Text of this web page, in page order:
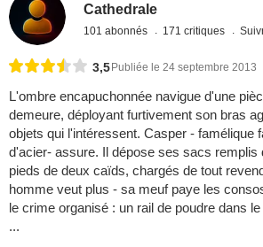
Cathedrale
101 abonnés 171 critiques
3,5 Publiée le 24 septembre 2013
L'ombre encapuchonnée navigue d'une
demeure, déployant furtivement son bras
objets qui l'intéressent. Casper - famélique
d'acier- assure. Il dépose ses sacs remplis
pieds de deux caïds, chargés de tout
homme veut plus - sa meuf paye les
le crime organisé : un rail de poudre dans
...